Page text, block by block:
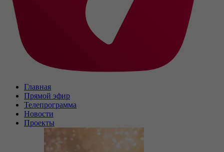
Главная
Прямой эфир
Телепрограмма
Новости
Проекты